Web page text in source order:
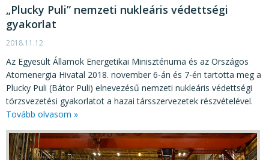
„Plucky Puli” nemzeti nukleáris védettségi
gyakorlat
2018.11.12
Az Egyesült Államok Energetikai Minisztériuma és az Országos
Atomenergia Hivatal 2018. november 6-án és 7-én tartotta meg a
Plucky Puli (Bátor Puli) elnevezésű nemzeti nukleáris védettségi
törzsvezetési gyakorlatot a hazai társszervezetek részvételével.
Tovább olvasom »